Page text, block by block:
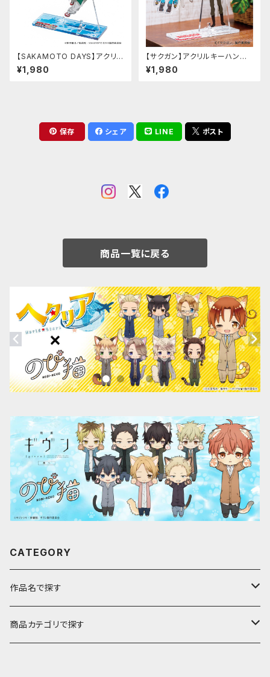
【SAKAMOTO DAYS】アクリル
キーハンガー（朝倉 シン）
¥1,980
【サクガン】アクリルキーハンガ
ー
¥1,980
保存 シェア LINE ポスト
商品一覧に戻る
CATEGORY
作品名で探す
ア行
商品カテゴリで探す